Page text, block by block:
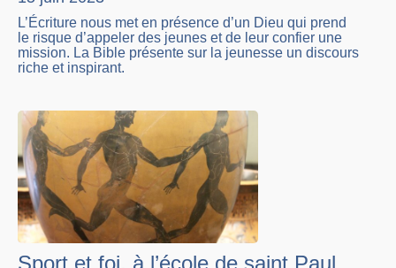
L’Écriture nous met en présence d’un Dieu qui prend
le risque d’appeler des jeunes et de leur confier une
mission. La Bible présente sur la jeunesse un discours
riche et inspirant.